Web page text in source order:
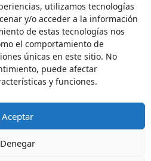
utilizamos tecnologías
y/o acceder a la información
de estas tecnologías nos
el comportamiento de
únicas en este sitio. No
puede afectar
y funciones.
Aceptar
Denegar
Datos Personales VECOL
Autor y Uso sobre los
Electrónica